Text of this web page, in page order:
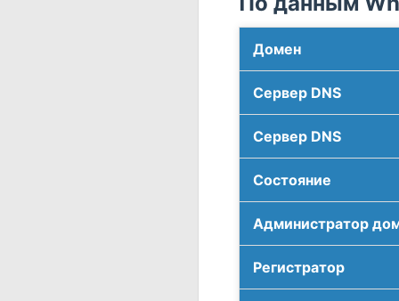
Домен
Сервер DNS
Сервер DNS
Соcтояние
Администратор
Регистратор